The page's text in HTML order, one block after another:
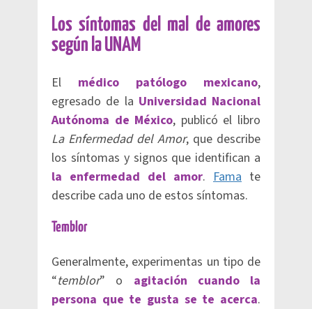
Los síntomas del mal de amores
según la UNAM
El médico patólogo mexicano,
egresado de la Universidad Nacional
Autónoma de México, publicó el libro
La Enfermedad del Amor, que describe
los síntomas y signos que identifican a
la enfermedad del amor. Fama te
describe cada uno de estos síntomas.
Temblor
Generalmente, experimentas un tipo de
“temblor” o agitación cuando la
persona que te gusta se te acerca.